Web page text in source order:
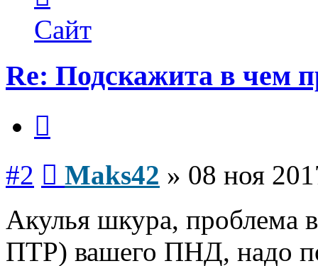
пользователя
Maks42
Сайт
Re: Подскажита в чем
#2 Maks42 » 08 ноя
Акулья шкура, проблема
ПТР) вашего ПНД, надо